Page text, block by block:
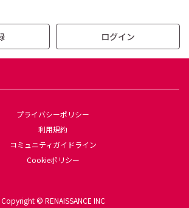
ログイン
プライバシーポリシー
利用規約
コミュニティガイドライン
Cookieポリシー
Copyright © RENAISSANCE INC